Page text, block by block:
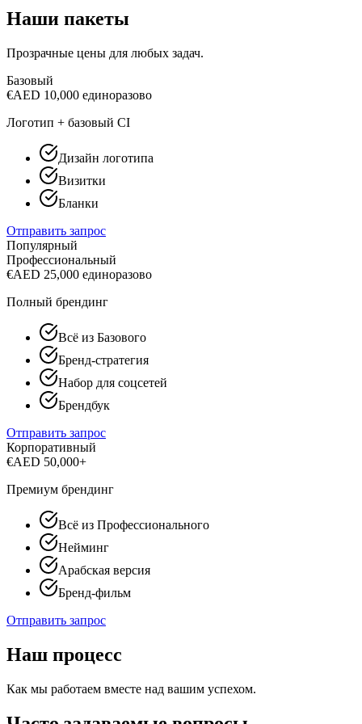
Наши пакеты
Прозрачные цены для любых задач.
Базовый
€AED 10,000 единоразово
Логотип + базовый CI
Дизайн логотипа
Визитки
Бланки
Отправить запрос
Популярный
Профессиональный
€AED 25,000 единоразово
Полный брендинг
Всё из Базового
Бренд-стратегия
Набор для соцсетей
Брендбук
Отправить запрос
Корпоративный
€AED 50,000+
Премиум брендинг
Всё из Профессионального
Нейминг
Арабская версия
Бренд-фильм
Отправить запрос
Наш процесс
Как мы работаем вместе над вашим успехом.